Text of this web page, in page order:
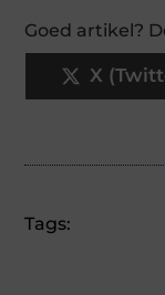
Goed artikel?
X
Tags: